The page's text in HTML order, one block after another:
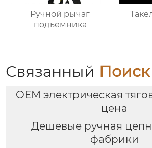
Ручной рычаг
подъемника
Связанный Поиск
OEM электрическая
цена
Дешевые ручная
фабрики